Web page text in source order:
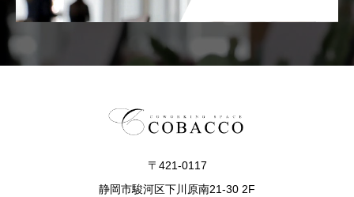
〒421-0117
静岡市駿河区下川原南21-30 2F